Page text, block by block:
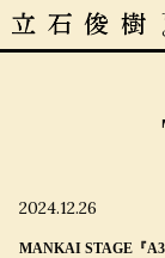
2024.12.26
MANKAI STAGE『